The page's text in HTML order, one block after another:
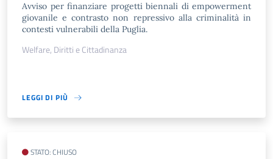
Avviso per finanziare progetti biennali di empowerment
giovanile e contrasto non repressivo alla criminalità in
contesti vulnerabili della Puglia.
Welfare, Diritti e Cittadinanza
LEGGI DI PIÙ
STATO: CHIUSO